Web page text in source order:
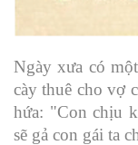
Ngày xưa có
cày thuê cho vợ
hứa: "Con chịu
sẽ gả con gái ta